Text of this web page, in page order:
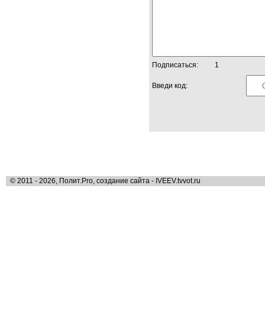
Подписаться: 1
Введи код:
© 2011 - 2026, Полит.Pro, создание сайта - IVEEV.tvvot.ru